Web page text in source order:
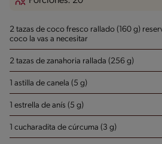
2 tazas de coco fresco rallado (160 g)
coco la vas a necesitar
2 tazas de zanahoria rallada (256 g)
1 astilla de canela (5 g)
1 estrella de anís (5 g)
1 cucharadita de cúrcuma (3 g)